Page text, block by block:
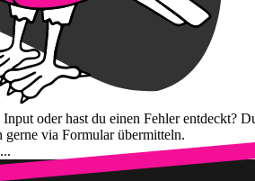
oder hast du einen Fehler entdeckt?
gerne via Formular übermitteln.